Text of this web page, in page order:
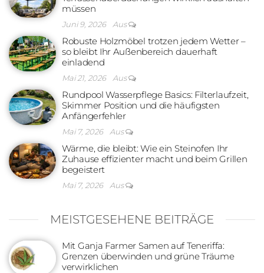
müssen
Juni 9, 2026 Aus
Robuste Holzmöbel trotzen jedem Wetter –
so bleibt Ihr Außenbereich dauerhaft
einladend
Mai 21, 2026 Aus
Rundpool Wasserpflege Basics: Filterlaufzeit,
Skimmer Position und die häufigsten
Anfängerfehler
Mai 7, 2026 Aus
Wärme, die bleibt: Wie ein Steinofen Ihr
Zuhause effizienter macht und beim Grillen
begeistert
Mai 7, 2026 Aus
MEISTGESEHENE BEITRÄGE
Mit Ganja Farmer Samen auf Teneriffa:
Grenzen überwinden und grüne Träume
verwirklichen